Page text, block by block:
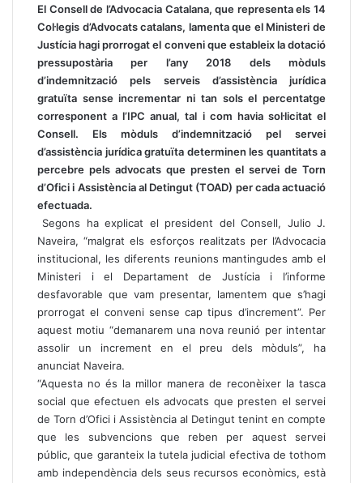
El Consell de l’Advocacia Catalana, que representa els 14
Col·legis d’Advocats catalans, lamenta que el Ministeri de
Justícia hagi prorrogat el conveni que estableix la dotació
pressupostària per l’any 2018 dels mòduls
d’indemnització pels serveis d’assistència jurídica
gratuïta sense incrementar ni tan sols el percentatge
corresponent a l’IPC anual, tal i com havia sol·licitat el
Consell. Els mòduls d’indemnització pel servei
d’assistència jurídica gratuïta determinen les quantitats a
percebre pels advocats que presten el servei de Torn
d’Ofici i Assistència al Detingut (TOAD) per cada actuació
efectuada.
Segons ha explicat el president del Consell, Julio J.
Naveira, “malgrat els esforços realitzats per l’Advocacia
institucional, les diferents reunions mantingudes amb el
Ministeri i el Departament de Justícia i l’informe
desfavorable que vam presentar, lamentem que s’hagi
prorrogat el conveni sense cap tipus d’increment”. Per
aquest motiu “demanarem una nova reunió per intentar
assolir un increment en el preu dels mòduls”, ha
anunciat Naveira.
“Aquesta no és la millor manera de reconèixer la tasca
social que efectuen els advocats que presten el servei
de Torn d’Ofici i Assistència al Detingut tenint en compte
que les subvencions que reben per aquest servei
públic, que garanteix la tutela judicial efectiva de tothom
amb independència dels seus recursos econòmics, està